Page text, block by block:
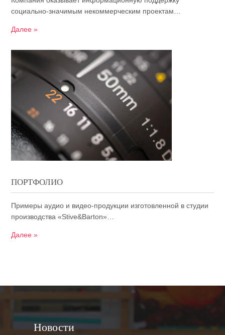
социально-значимым некоммерческим проектам…
Далее »
ПОРТФОЛИО
Примеры аудио и видео-продукции изготовленной в студии
производства «Stive&Barton»…
Далее »
Новости